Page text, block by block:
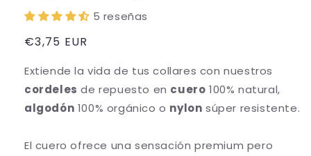
5 reseñas
Precio
€3,75 EUR
Extiende la vida de tus collares con nuestros
cordeles de repuesto en cuero 100% natural,
algodón 100% orgánico o nylon súper resistente.
El cuero ofrece una sensación premium pero